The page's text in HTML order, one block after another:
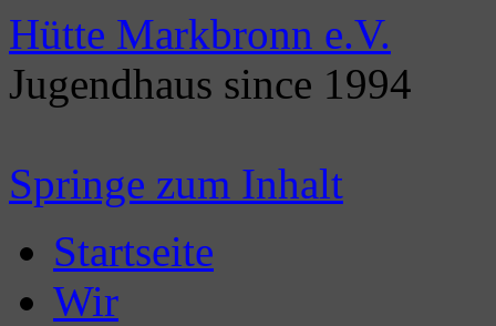
Hütte Markbronn e.V.
Jugendhaus since 1994
Springe zum Inhalt
Startseite
Wir